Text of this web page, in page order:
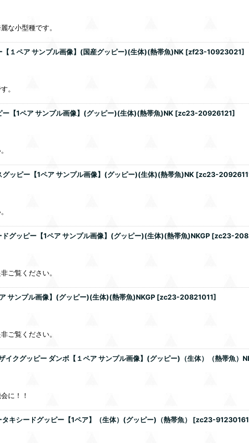
な小型種です。
【１ペア サンプル画像】(国産グッピー)(生体)(熱帯魚)NK [zf23-10923021]
。
ー【1ペア サンプル画像】(グッピー)(生体)(熱帯魚)NK [zc23-20926121]
グッピー【1ペア サンプル画像】(グッピー)(生体)(熱帯魚)NK [zc23-
ドグッピー【1ペア サンプル画像】(グッピー)(生体)(熱帯魚)NKGP [zc23-
ご覧ください。
サンプル画像】(グッピー)(生体)(熱帯魚)NKGP [zc23-20821011]
ご覧ください。
イクグッピー ダンボ【１ペア サンプル画像】(グッピー)（生体）（熱帯魚）
に！！
キシードグッピー【1ペア】（生体）(グッピー)（熱帯魚） [zc23-91230161